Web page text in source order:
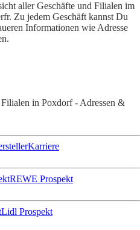
aller Geschäfte und Filialen im
Zu jedem Geschäft kannst Du
Informationen wie Adresse
in Poxdorf - Adressen &
Karriere
REWE Prospekt
Lidl Prospekt